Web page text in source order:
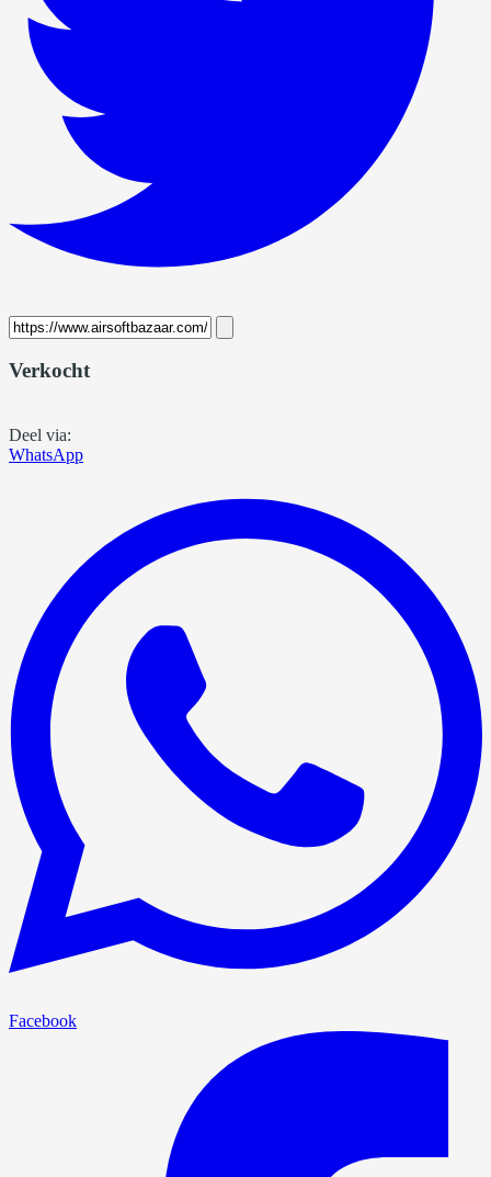
Verkocht
Deel via:
WhatsApp
Facebook